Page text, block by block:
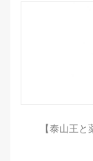
【泰山王